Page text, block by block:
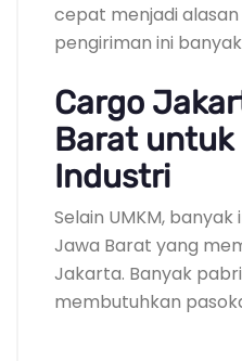
cepat menjadi
pengiriman ini
Cargo
Barat untuk
Industri
Selain UMKM,
Jawa Barat yang
Jakarta. Banyak
membutuhkan